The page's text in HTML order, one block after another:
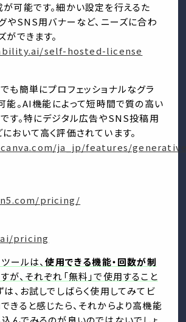
可能です。細かい設定を行えるた
やSNS用バナーなど、ニーズに合わ
ができます。
self-hosted-license
も簡単にプロフェッショナルなグラ
能。AI機能によって短時間で質の高い
す。特にデジタル広告やSNS投稿用
おいて高く評価されています。
ja_jp/features/
pricing/
pricing
ールは、使用できる機能・回数が制
が、それぞれ「無料」で使用すること
は、お試しでしばらく使用してみてビ
きると感じたら、それからより高機能